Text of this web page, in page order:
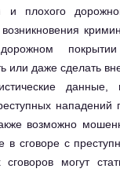
и плохого
дорожном
или даже сделать
данные,
нападений
возможно
в сговоре с
сговоров могут